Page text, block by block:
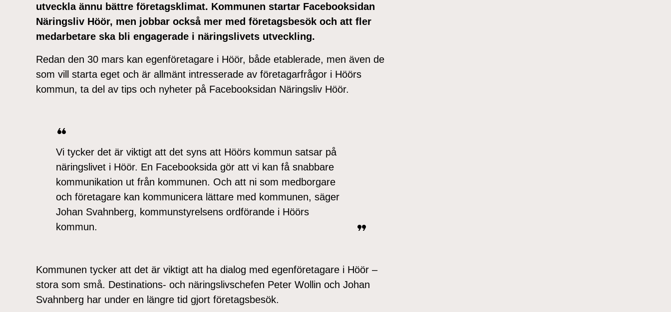
utveckla ännu bättre företagsklimat. Kommunen startar Facebooksidan
Näringsliv Höör, men jobbar också mer med företagsbesök och att fler
medarbetare ska bli engagerade i näringslivets utveckling.
Redan den 30 mars kan egenföretagare i Höör, både etablerade, men även de
som vill starta eget och är allmänt intresserade av företagarfrågor i Höörs
kommun, ta del av tips och nyheter på Facebooksidan Näringsliv Höör.
Vi tycker det är viktigt att det syns att Höörs kommun satsar på
näringslivet i Höör. En Facebooksida gör att vi kan få snabbare
kommunikation ut från kommunen. Och att ni som medborgare
och företagare kan kommunicera lättare med kommunen, säger
Johan Svahnberg, kommunstyrelsens ordförande i Höörs
kommun.
Kommunen tycker att det är viktigt att ha dialog med egenföretagare i Höör –
stora som små. Destinations- och näringslivschefen Peter Wollin och Johan
Svahnberg har under en längre tid gjort företagsbesök.